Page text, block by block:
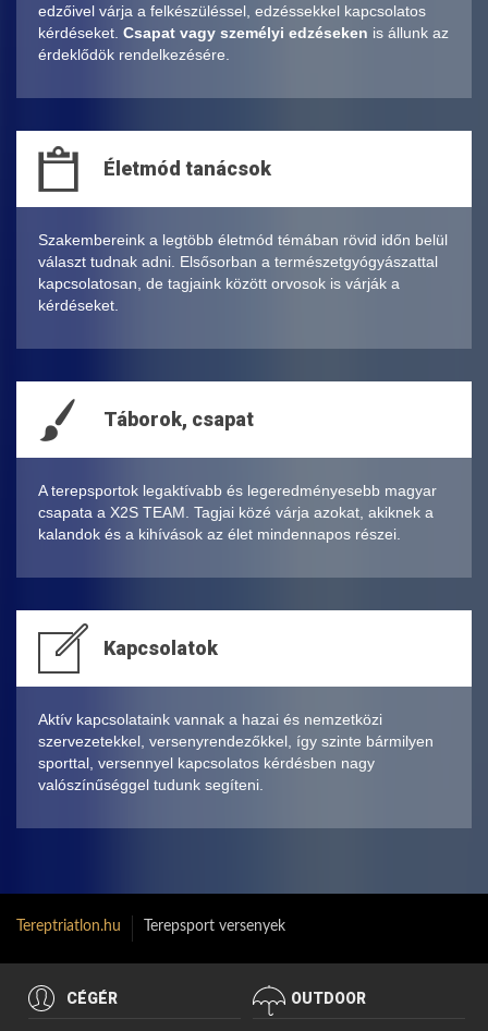
edzőivel várja a felkészüléssel, edzéssekkel kapcsolatos
kérdéseket. Csapat vagy személyi edzéseken is állunk az
érdeklődök rendelkezésére.
Életmód tanácsok
Szakembereink a legtöbb életmód témában rövid időn belül
választ tudnak adni. Elsősorban a természetgyógyászattal
kapcsolatosan, de tagjaink között orvosok is várják a
kérdéseket.
Táborok, csapat
A terepsportok legaktívabb és legeredményesebb magyar
csapata a X2S TEAM. Tagjai közé várja azokat, akiknek a
kalandok és a kihívások az élet mindennapos részei.
Kapcsolatok
Aktív kapcsolataink vannak a hazai és nemzetközi
szervezetekkel, versenyrendezőkkel, így szinte bármilyen
sporttal, versennyel kapcsolatos kérdésben nagy
valószínűséggel tudunk segíteni.
Tereptriatlon.hu Terepsport versenyek
CÉGÉR OUTDOOR